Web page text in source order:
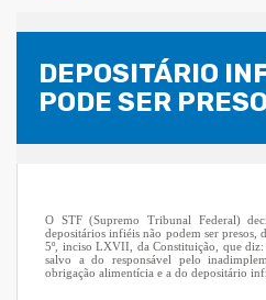
DEPOSITÁRIO
PODE SER
O STF (Supremo Tribunal Federal)
depositários infiéis não podem ser presos,
5º, inciso LXVII, da Constituição, que
salvo a do responsável pelo
obrigação alimentícia e a do depositário